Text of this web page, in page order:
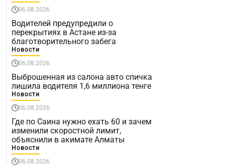
06.08.2026
Водителей предупредили о
перекрытиях в Астане из-за
благотворительного забега
Новости
06.08.2026
Выброшенная из салона авто спичка
лишила водителя 1,6 миллиона тенге
Новости
06.08.2026
Где по Саина нужно ехать 60 и зачем
изменили скоростной лимит,
объяснили в акимате Алматы
Новости
06.08.2026